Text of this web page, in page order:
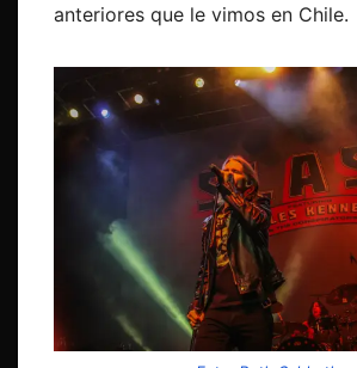
anteriores que le vimos en Chile.